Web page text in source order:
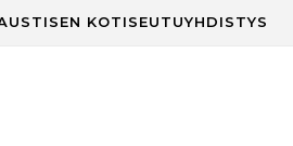
Kaustisen
KOTISEUTUYHDISTYS